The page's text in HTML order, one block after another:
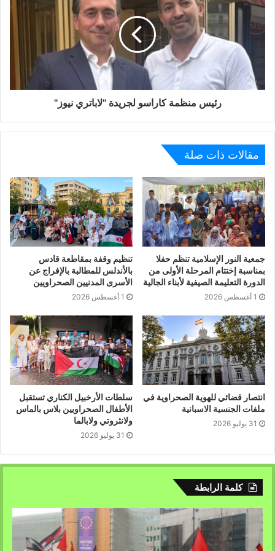
-توزيع المهام.
-اعداد ملف الجمعية
-التاطير.
الشعار والممارسة معا هما اللذان يحدد ان هوية الفرد.
رئيس منظمة كاراسو لجريدة "لاباتري نيوز"
مقالات ذات صلة
جمعية النور الإسلامية تنظم حفلا
بمناسبة إختتام المرحلة الأولى من
الدورة التعليمة الصيفية لأبناء الجالية
1 أغسطس 2026
تنظيم وقفة بمقاطعة قادس
بالأندلس للمطالبة بالإفراج عن
الأسرى المدنيين الصحراويين
1 أغسطس 2026
انتصار قضائي للهوية الصحراوية في
ملفات الجنسية الاسبانية
31 يوليو 2026
سلطات الأرخبيل الكناري تستقبل
الأطفال الصحراويين بلاس بالماس
ولانثروتي ولابالما
31 يوليو 2026
كلمة الرابطة